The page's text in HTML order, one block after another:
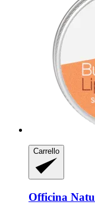
Carrello
Officina